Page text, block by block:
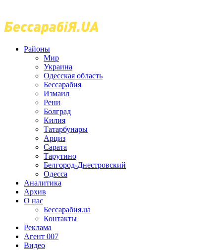
Районы
Мир
Украина
Одесская область
Бессарабия
Измаил
Рени
Болград
Килия
Татарбунары
Арциз
Сарата
Тарутино
Белгород-Днестровский
Одесса
Аналитика
Архив
О нас
Бессарабия.ua
Контакты
Реклама
Агент 007
Видео